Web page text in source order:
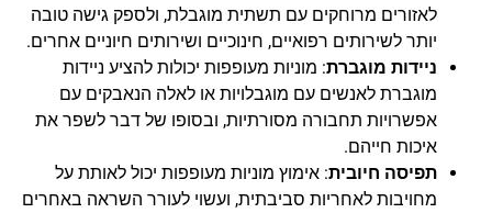
לאזורים מרוחקים עם תשתית מוגבלת, ולספק גישה טובה
יותר לשירותים רפואיים, חינוכיים ושירותים חיוניים אחרים.
ניידות מוגברת: מוניות מעופפות יכולות להציע ניידות
מוגברת לאנשים עם מוגבלויות או לאלה הנאבקים עם
אפשרויות תחבורה מסורתיות, ובסופו של דבר לשפר את
איכות חייהם.
תפיסה חיובית: אימוץ מוניות מעופפות יכול לאותת על
מחויבות לאחריות סביבתית, ועשוי לעורר השראה באחרים